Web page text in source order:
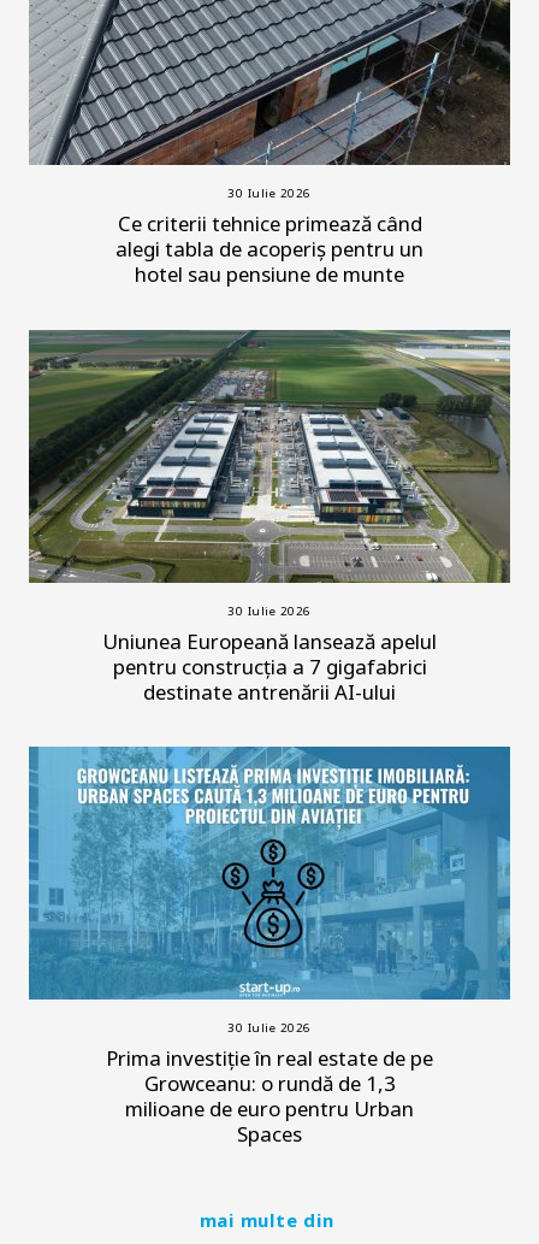
30 Iulie 2026
Ce criterii tehnice primează când
alegi tabla de acoperiș pentru un
hotel sau pensiune de munte
30 Iulie 2026
Uniunea Europeană lansează apelul
pentru construcția a 7 gigafabrici
destinate antrenării AI-ului
30 Iulie 2026
Prima investiție în real estate de pe
Growceanu: o rundă de 1,3
milioane de euro pentru Urban
Spaces
mai multe din